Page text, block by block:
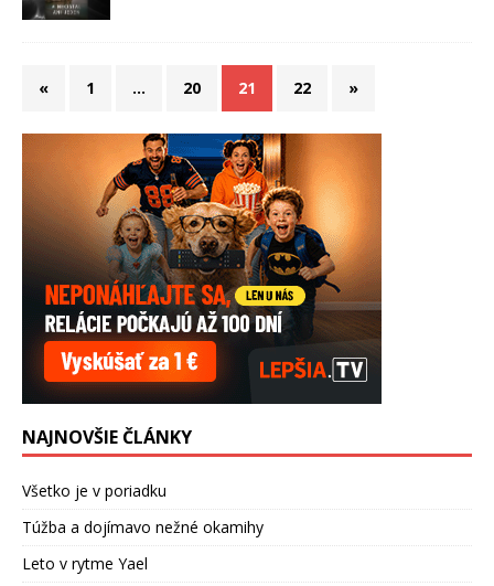
« 1 … 20 21 22 »
NAJNOVŠIE ČLÁNKY
Všetko je v poriadku
Túžba a dojímavo nežné okamihy
Leto v rytme Yael